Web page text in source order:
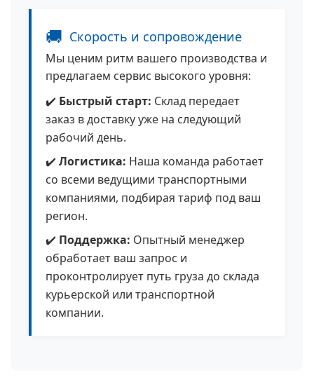
🚚 Скорость и сопровождение
Мы ценим ритм вашего производства и
предлагаем сервис высокого уровня:
✔️ Быстрый старт: Склад передает
заказ в доставку уже на следующий
рабочий день.
✔️ Логистика: Наша команда работает
со всеми ведущими транспортными
компаниями, подбирая тариф под ваш
регион.
✔️ Поддержка: Опытный менеджер
обработает ваш запрос и
проконтролирует путь груза до склада
курьерской или транспортной
компании.